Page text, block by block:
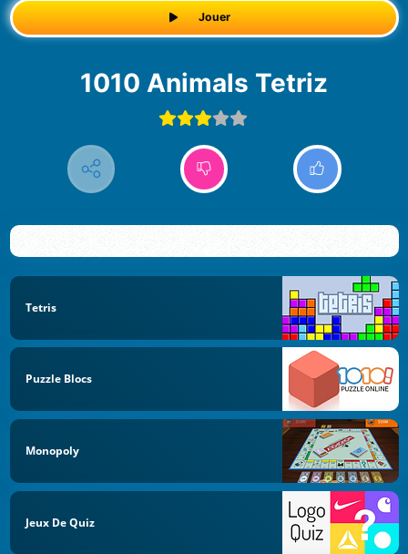
Jouer
1010 Animals Tetriz
Tetris
Puzzle Blocs
Monopoly
Jeux De Quiz